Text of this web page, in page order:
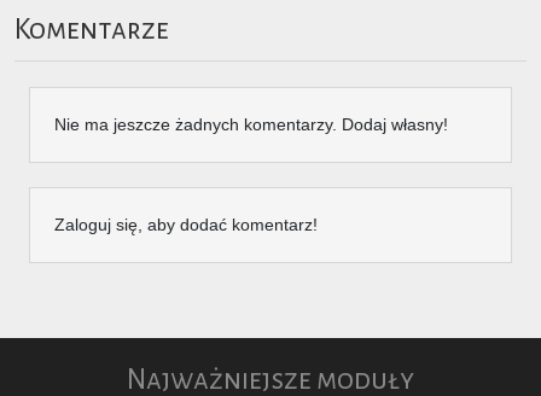
Komentarze
Nie ma jeszcze żadnych komentarzy. Dodaj własny!
Zaloguj się, aby dodać komentarz!
Najważniejsze moduły